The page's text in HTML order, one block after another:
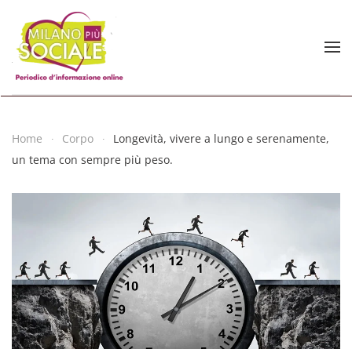
Skip to main content
Home Corpo
Longevità, vivere a lungo e serenamente,
un tema con sempre più peso.